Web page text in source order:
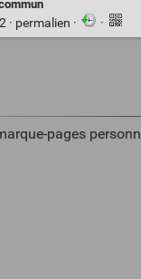
· permalien · ·
pages